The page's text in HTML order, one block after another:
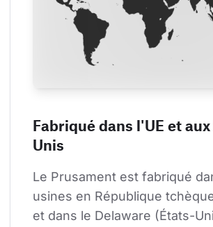
Fabriqué dans l'UE et
Unis
Le Prusament est fabriqué
usines en République
et dans le Delaware (États-